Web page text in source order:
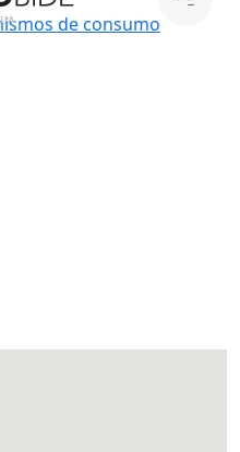
de consumo